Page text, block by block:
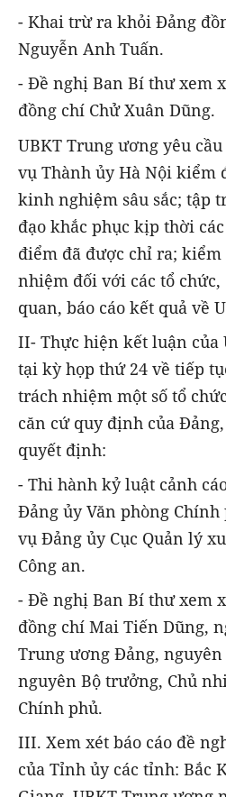
- Khai trừ ra khỏi Đảng
Nguyễn Anh Tuấn.
- Đề nghị Ban Bí thư xem
đồng chí Chử Xuân Dũng.
UBKT Trung ương yêu
vụ Thành ủy Hà Nội kiểm
kinh nghiệm sâu sắc; tập
đạo khắc phục kịp thời
điểm đã được chỉ ra;
nhiệm đối với các tổ chức,
quan, báo cáo kết quả về
II- Thực hiện kết luận của
tại kỳ họp thứ 24 về tiếp
trách nhiệm một số tổ
căn cứ quy định của
quyết định:
- Thi hành kỷ luật cảnh
Đảng ủy Văn phòng
vụ Đảng ủy Cục Quản lý
Công an.
- Đề nghị Ban Bí thư xem
đồng chí Mai Tiến Dũng,
Trung ương Đảng,
nguyên Bộ trưởng, Chủ
Chính phủ.
III. Xem xét báo cáo đề
của Tỉnh ủy các tỉnh: Bắc